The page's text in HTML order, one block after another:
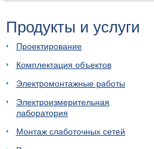
Продукты и услуги
Проектирование
Комплектация объектов
Электромонтажные работы
Электроизмерительная
лаборатория
Монтаж слаботочных сетей